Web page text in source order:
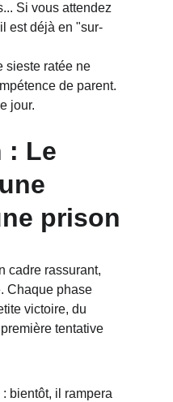
Si vous attendez
est déjà en "sur-
sieste ratée ne
de parent.
jour.
: Le
prison
cadre rassurant,
Chaque phase
victoire, du
tentative
bientôt, il rampera